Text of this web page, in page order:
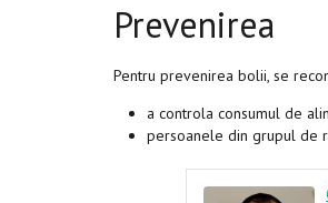
Prevenirea
Pentru prevenirea bolii, se
a controla consumul de
persoanele din grupul de